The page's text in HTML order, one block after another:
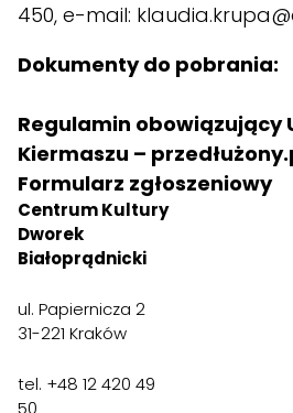
450, e-mail:
Dokumenty do pobrania:
Regulamin obowiązujący
Kiermaszu –
Formularz zgłoszeniowy
Centrum Kultury
Dworek
Białoprądnicki
ul. Papiernicza 2
31-221 Kraków
tel. +48 12 420 49
50